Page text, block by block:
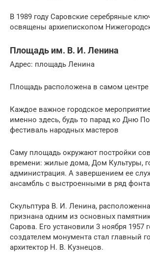
В 1989 году Саровские серебряные
освящены архиепископом
Площадь им. В. И. Ленина
Адрес: площадь Ленина
Площадь расположена в самом центре
Каждое важное городское
именно здесь, будь то парад ко Дню
фестиваль народных мастеров
Саму площадь окружают постройки
времени: жилые дома, Дом Культуры,
администрация. А завершением ее
ансамбль с выстроенными в ряд
Скульптура В. И. Ленина,
признана одним из основных
Сарова. Его установили 3 ноября 1957
создателем монумента стал главный
архитектор Н. В. Кузнецов.